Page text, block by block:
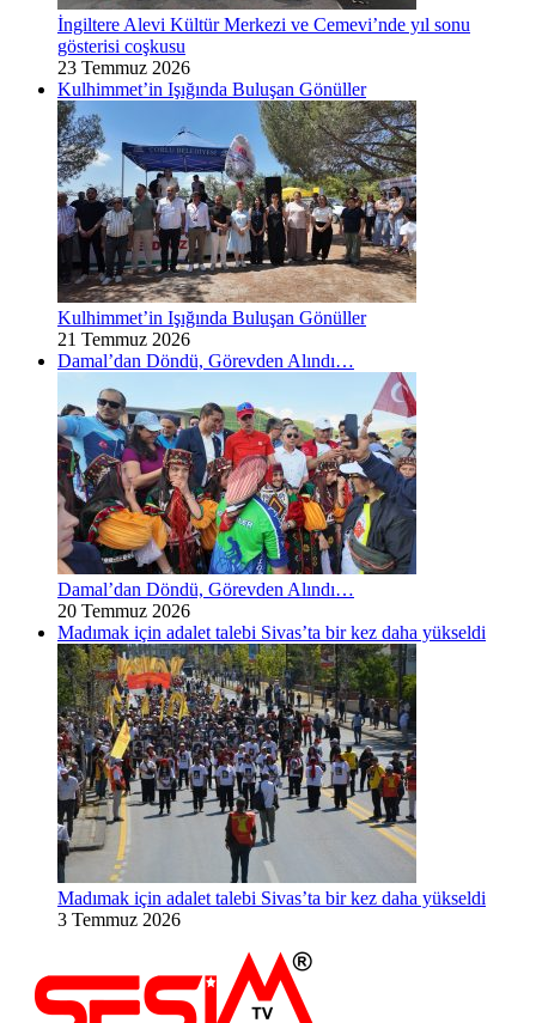
İngiltere Alevi Kültür Merkezi ve Cemevi’nde yıl sonu
gösterisi coşkusu
23 Temmuz 2026
Kulhimmet’in Işığında Buluşan Gönüller
Kulhimmet’in Işığında Buluşan Gönüller
21 Temmuz 2026
Damal’dan Döndü, Görevden Alındı…
Damal’dan Döndü, Görevden Alındı…
20 Temmuz 2026
Madımak için adalet talebi Sivas’ta bir kez daha yükseldi
Madımak için adalet talebi Sivas’ta bir kez daha yükseldi
3 Temmuz 2026